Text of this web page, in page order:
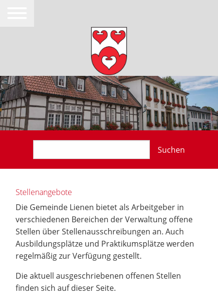
Suchen
Stellenangebote
Die Gemeinde Lienen bietet als Arbeitgeber in
verschiedenen Bereichen der Verwaltung offene
Stellen über Stellenausschreibungen an. Auch
Ausbildungsplätze und Praktikumsplätze werden
regelmäßig zur Verfügung gestellt.
Die aktuell ausgeschriebenen offenen Stellen
finden sich auf dieser Seite.